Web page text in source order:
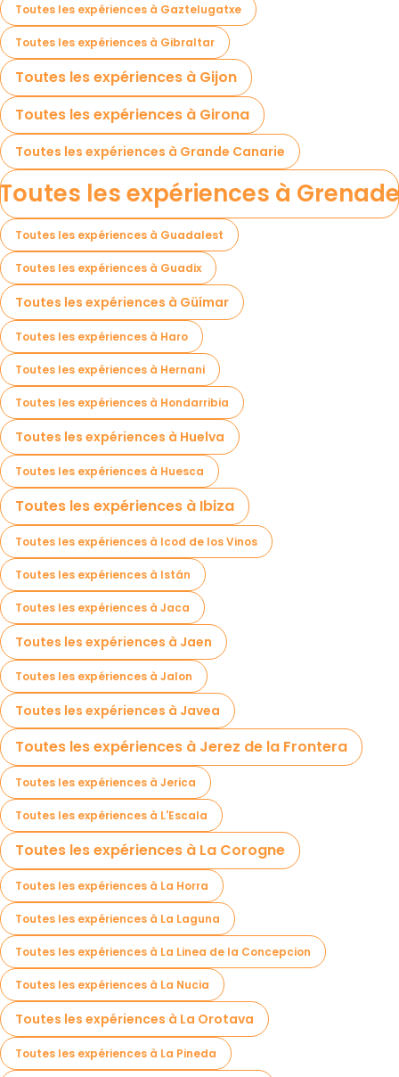
Toutes les expériences à Gaztelugatxe
Toutes les expériences à Gibraltar
Toutes les expériences à Gijon
Toutes les expériences à Girona
Toutes les expériences à Grande Canarie
Toutes les expériences à Grenade
Toutes les expériences à Guadalest
Toutes les expériences à Guadix
Toutes les expériences à Güímar
Toutes les expériences à Haro
Toutes les expériences à Hernani
Toutes les expériences à Hondarribia
Toutes les expériences à Huelva
Toutes les expériences à Huesca
Toutes les expériences à Ibiza
Toutes les expériences à Icod de los Vinos
Toutes les expériences à Istán
Toutes les expériences à Jaca
Toutes les expériences à Jaen
Toutes les expériences à Jalon
Toutes les expériences à Javea
Toutes les expériences à Jerez de la Frontera
Toutes les expériences à Jerica
Toutes les expériences à L'Escala
Toutes les expériences à La Corogne
Toutes les expériences à La Horra
Toutes les expériences à La Laguna
Toutes les expériences à La Linea de la Concepcion
Toutes les expériences à La Nucia
Toutes les expériences à La Orotava
Toutes les expériences à La Pineda